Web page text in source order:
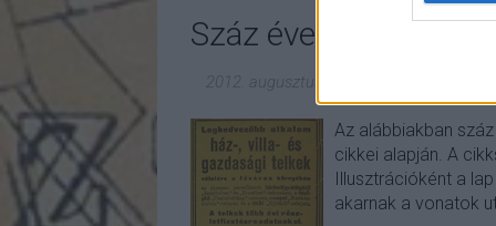
Száz éves hírek -
2012. augusztus 25.
Az alábbiakban
cikkei alapján. A
Illusztrációként a
akarnak a vonatok